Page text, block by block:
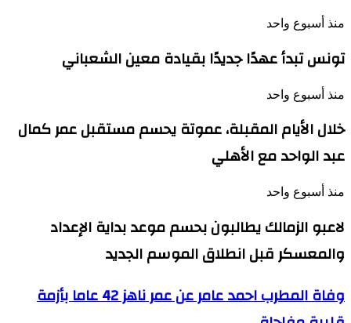
منذ أسبوع واحد
تونس تبدأ عهدًا جديدًا بقيادة معين الشعباني
منذ أسبوع واحد
خلال الأيام المقبلة، عموتة يحسم مستقبل عمر كمال
عبد الواحد مع الأهلي
منذ أسبوع واحد
لاعبو الزمالك يطالبون بحسم موعد بداية الإعداد
والمعسكر قبل انطلاق الموسم الجديد
وفاة
المطرب
احمد
وفاة المطرب احمد عامر عن عمر ناهز 42 عاما بأزمة